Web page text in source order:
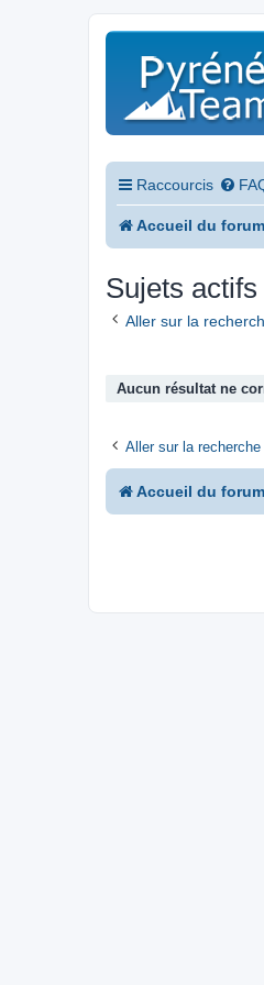
Raccourcis
Accueil du forum
Sujets actifs
Aller sur la
Aucun résultat ne
Aller sur la
Accueil du forum